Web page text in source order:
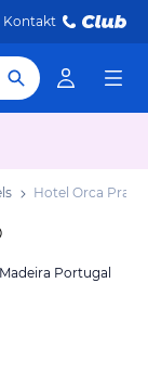
Kontakt
Hotel Orca Praia
Portugal